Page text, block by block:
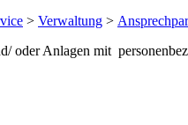
> Verwaltung >
oder Anlagen mit